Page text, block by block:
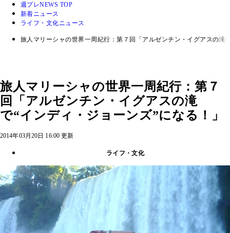
週プレNEWS TOP
新着ニュース
ライフ・文化ニュース
旅人マリーシャの世界一周紀行：第７回「アルゼンチン・イグアスの滝
旅人マリーシャの世界一周紀行：第７
回「アルゼンチン・イグアスの滝
で“インディ・ジョーンズ”になる！」
2014年03月20日 16:00 更新
ライフ・文化